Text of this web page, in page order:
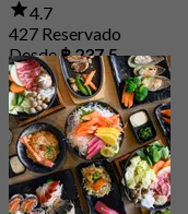
4.7
427 Reservado
Desde฿ 237.5